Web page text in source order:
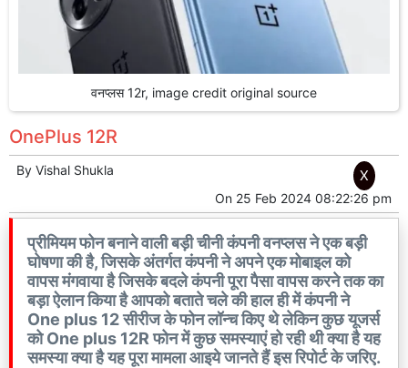
वनप्लस 12r, image credit original source
OnePlus 12R
By Vishal Shukla
On 25 Feb 2024 08:22:26 pm
प्रीमियम फोन बनाने वाली बड़ी चीनी कंपनी वनप्लस ने एक बड़ी
घोषणा की है, जिसके अंतर्गत कंपनी ने अपने एक मोबाइल को
वापस मंगवाया है जिसके बदले कंपनी पूरा पैसा वापस करने तक का
बड़ा ऐलान किया है आपको बताते चले की हाल ही में कंपनी ने
One plus 12 सीरीज के फोन लॉन्च किए थे लेकिन कुछ यूजर्स
को One plus 12R फोन में कुछ समस्याएं हो रही थी क्या है यह
समस्या क्या है यह पूरा मामला आइये जानते हैं इस रिपोर्ट के जरिए.
X